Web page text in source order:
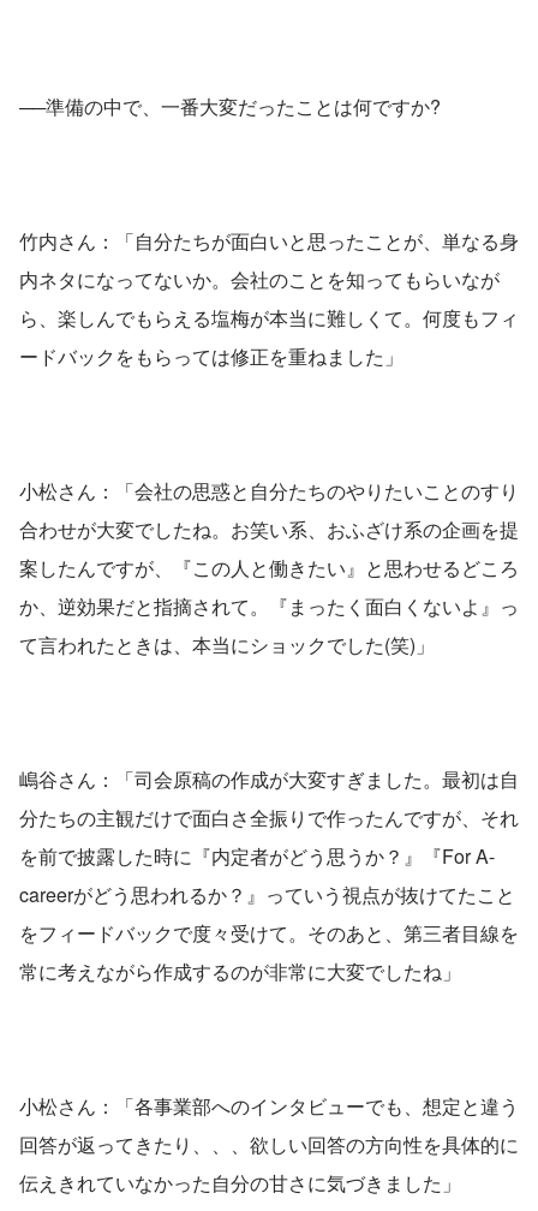
──準備の中で、一番大変だったことは何ですか?
竹内さん：「自分たちが面白いと思ったことが、単なる身
内ネタになってないか。会社のことを知ってもらいなが
ら、楽しんでもらえる塩梅が本当に難しくて。何度もフィ
ードバックをもらっては修正を重ねました」
小松さん：「会社の思惑と自分たちのやりたいことのすり
合わせが大変でしたね。お笑い系、おふざけ系の企画を提
案したんですが、『この人と働きたい』と思わせるどころ
か、逆効果だと指摘されて。『まったく面白くないよ』っ
て言われたときは、本当にショックでした(笑)」
嶋谷さん：「司会原稿の作成が大変すぎました。最初は自
分たちの主観だけで面白さ全振りで作ったんですが、それ
を前で披露した時に『内定者がどう思うか？』『For A-
careerがどう思われるか？』っていう視点が抜けてたこと
をフィードバックで度々受けて。そのあと、第三者目線を
常に考えながら作成するのが非常に大変でしたね」
小松さん：「各事業部へのインタビューでも、想定と違う
回答が返ってきたり、、、欲しい回答の方向性を具体的に
伝えきれていなかった自分の甘さに気づきました」